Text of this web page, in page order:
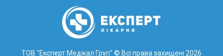
ТОВ "Експерт Медікал Груп" © Всі права захищені 2026